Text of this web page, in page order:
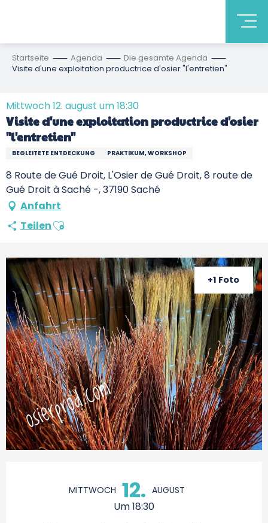
Startseite Agenda
Die gesamte Agenda
Visite d'une exploitation productrice d'osier "l'entretien"
Mittwoch 12. august um 18:30
Visite d'une exploitation productrice d'osier
"l'entretien"
BEGLEITETE ENTDECKUNG PRAKTIKUM, WORKSHOP
8 Route de Gué Droit, L'Osier de Gué Droit, 8 route de
Gué Droit à Saché -, 37190 Saché
Anfahrt
TeilenAjouter aux favoris
+1 Foto
MITTWOCH 12. AUGUST
Um 18:30